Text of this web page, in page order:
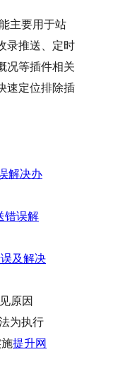
主要用于站
录推送、定时
况等插件相关
速定位排除插
解决办
错误解
及解决
原因
为执行
提升网